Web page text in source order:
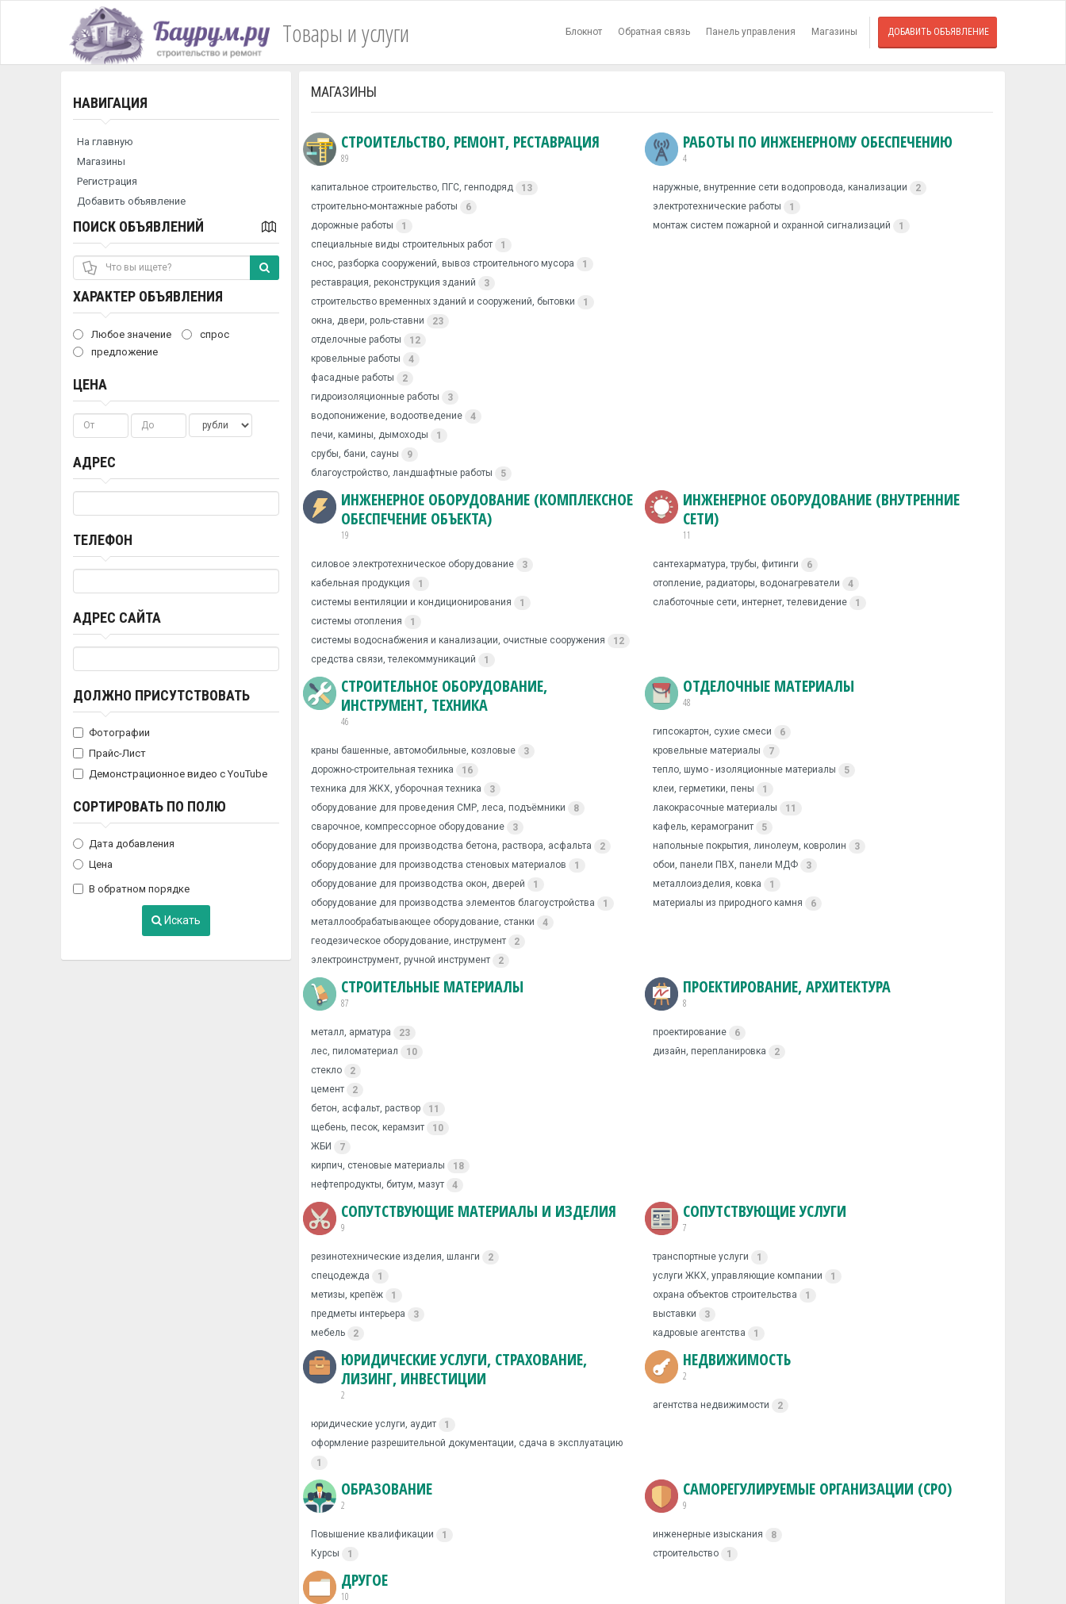
Товары и услуги Блокнот Обратная связь Панель управления Магазины ДОБАВИТЬ ОБЪЯВЛЕНИЕ
НАВИГАЦИЯ
На главную
Магазины
Регистрация
Добавить объявление
ПОИСК ОБЪЯВЛЕНИЙ
ХАРАКТЕР ОБЪЯВЛЕНИЯ
Любое значение
спрос
предложение
ЦЕНА
АДРЕС
ТЕЛЕФОН
АДРЕС САЙТА
ДОЛЖНО ПРИСУТСТВОВАТЬ
Фотографии
Прайс-Лист
Демонстрационное видео с YouTube
СОРТИРОВАТЬ ПО ПОЛЮ
Дата добавления
Цена
В обратном порядке
Искать
МАГАЗИНЫ
СТРОИТЕЛЬСТВО, РЕМОНТ, РЕСТАВРАЦИЯ
89
капитальное строительство, ПГС, генподряд
13
строительно-монтажные работы
6
дорожные работы
1
специальные виды строительных работ
1
снос, разборка сооружений, вывоз строительного мусора
1
реставрация, реконструкция зданий
3
строительство временных зданий и сооружений, бытовки
1
окна, двери, роль-ставни
23
отделочные работы
12
кровельные работы
4
фасадные работы
2
гидроизоляционные работы
3
водопонижение, водоотведение
4
печи, камины, дымоходы
1
срубы, бани, сауны
9
благоустройство, ландшафтные работы
5
РАБОТЫ ПО ИНЖЕНЕРНОМУ ОБЕСПЕЧЕНИЮ
4
наружные, внутренние сети водопровода, канализации
2
электротехнические работы
1
монтаж систем пожарной и охранной сигнализаций
1
ИНЖЕНЕРНОЕ ОБОРУДОВАНИЕ (КОМПЛЕКСНОЕ
ОБЕСПЕЧЕНИЕ ОБЪЕКТА)
19
силовое электротехническое оборудование
3
кабельная продукция
1
системы вентиляции и кондиционирования
1
системы отопления
1
системы водоснабжения и канализации, очистные сооружения
12
средства связи, телекоммуникаций
1
ИНЖЕНЕРНОЕ ОБОРУДОВАНИЕ (ВНУТРЕННИЕ
СЕТИ)
11
сантехарматура, трубы, фитинги
6
отопление, радиаторы, водонагреватели
4
слаботочные сети, интернет, телевидение
1
СТРОИТЕЛЬНОЕ ОБОРУДОВАНИЕ,
ИНСТРУМЕНТ, ТЕХНИКА
46
краны башенные, автомобильные, козловые
3
дорожно-строительная техника
16
техника для ЖКХ, уборочная техника
3
оборудование для проведения СМР, леса, подъёмники
8
сварочное, компрессорное оборудование
3
оборудование для производства бетона, раствора, асфальта
2
оборудование для производства стеновых материалов
1
оборудование для производства окон, дверей
1
оборудование для производства элементов благоустройства
1
металлообрабатывающее оборудование, станки
4
геодезическое оборудование, инструмент
2
электроинструмент, ручной инструмент
2
ОТДЕЛОЧНЫЕ МАТЕРИАЛЫ
48
гипсокартон, сухие смеси
6
кровельные материалы
7
тепло, шумо - изоляционные материалы
5
клеи, герметики, пены
1
лакокрасочные материалы
11
кафель, керамогранит
5
напольные покрытия, линолеум, ковролин
3
обои, панели ПВХ, панели МДФ
3
металлоизделия, ковка
1
материалы из природного камня
6
СТРОИТЕЛЬНЫЕ МАТЕРИАЛЫ
87
металл, арматура
23
лес, пиломатериал
10
стекло
2
цемент
2
бетон, асфальт, раствор
11
щебень, песок, керамзит
10
ЖБИ
7
кирпич, стеновые материалы
18
нефтепродукты, битум, мазут
4
ПРОЕКТИРОВАНИЕ, АРХИТЕКТУРА
8
проектирование
6
дизайн, перепланировка
2
СОПУТСТВУЮЩИЕ МАТЕРИАЛЫ И ИЗДЕЛИЯ
9
резинотехнические изделия, шланги
2
спецодежда
1
метизы, крепёж
1
предметы интерьера
3
мебель
2
СОПУТСТВУЮЩИЕ УСЛУГИ
7
транспортные услуги
1
услуги ЖКХ, управляющие компании
1
охрана объектов строительства
1
выставки
3
кадровые агентства
1
ЮРИДИЧЕСКИЕ УСЛУГИ, СТРАХОВАНИЕ,
ЛИЗИНГ, ИНВЕСТИЦИИ
2
юридические услуги, аудит
1
оформление разрешительной документации, сдача в эксплуатацию
1
НЕДВИЖИМОСТЬ
2
агентства недвижимости 2
ОБРАЗОВАНИЕ
2
Повышение квалификации
1
Курсы
1
САМОРЕГУЛИРУЕМЫЕ ОРГАНИЗАЦИИ (СРО)
9
инженерные изыскания
8
строительство
1
ДРУГОЕ
10